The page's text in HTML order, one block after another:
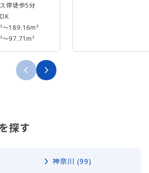
停徒歩5分
～189.16m²
～97.71m²
探す
神奈川 (99)